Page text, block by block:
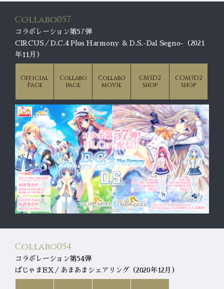
Collabo057
コラボレーション第57弾
CIRCUS／D.C.4 Plus Harmony ＆ D.S.-Dal Segno-（2021
年11月）
Official
Page
Collabo
page
Collabo
movie
CM3D2
shop
COM3D2
shop
Collabo054
コラボレーション第54弾
ぱじゃまEX／あまあまシェアリング（2020年12月）